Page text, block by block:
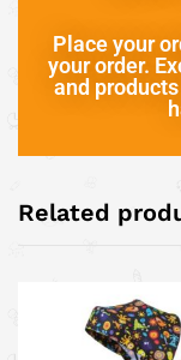
Place your
your order.
and
Related